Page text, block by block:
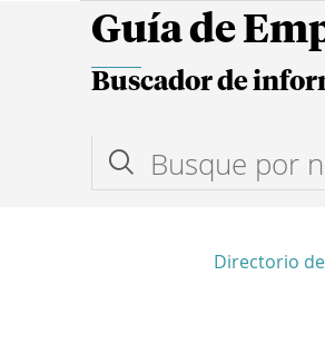
Guía de
Buscador de
Directorio